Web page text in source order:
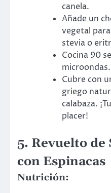
canela.
Añade un
vegetal
stevia o
Cocina 90
microondas.
Cubre con
griego
calabaza.
placer!
5. Revuelto de
con Espinacas
Nutrición: